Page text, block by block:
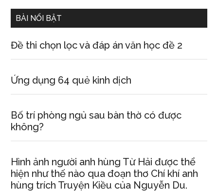
BÀI NỔI BẬT
Đề thi chọn lọc và đáp án văn học đề 2
Ứng dụng 64 quẻ kinh dịch
Bố trí phòng ngủ sau bàn thờ có được
không?
Hình ảnh người anh hùng Từ Hải được thể
hiện như thế nào qua đoạn thơ Chí khí anh
hùng trích Truyện Kiều của Nguyễn Du.